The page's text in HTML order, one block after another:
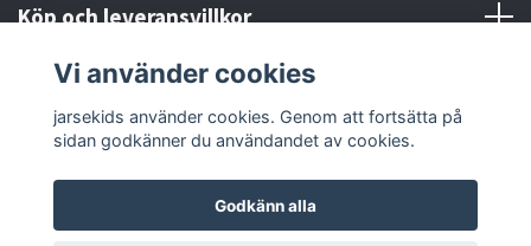
Köp och leveransvillkor
Sociala medier
Vi använder cookies
jarsekids använder cookies. Genom att fortsätta på
sidan godkänner du användandet av cookies.
Godkänn alla